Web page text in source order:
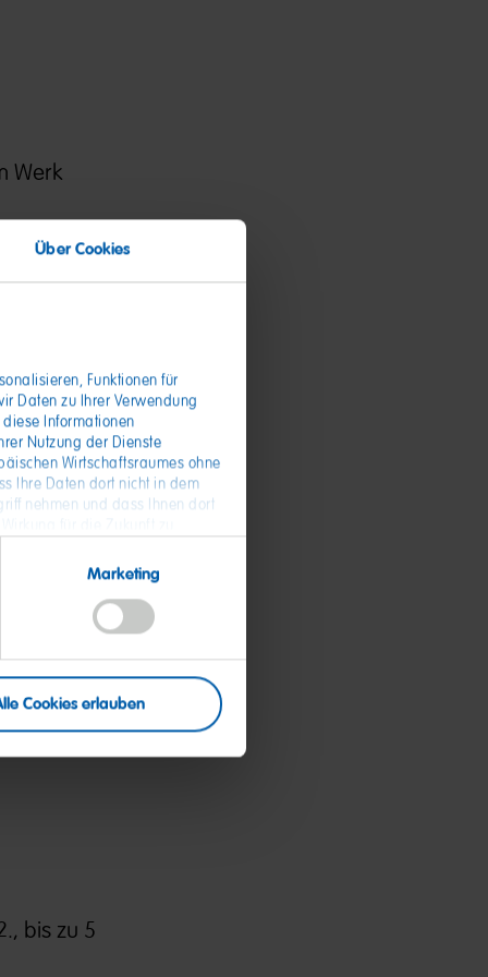
Über Cookies
Funktionen für
Daten zu Ihrer Verwendung
Informationen
Nutzung der Dienste
Wirtschaftsraumes ohne
Ihre Daten dort nicht in dem
nehmen und dass Ihnen dort
Marketing
Cookies erlauben
Werk
Office
bis zu 5